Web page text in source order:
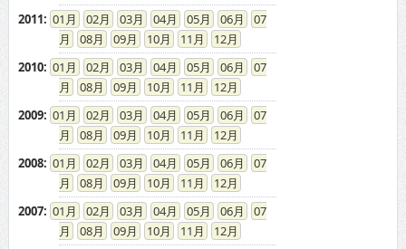
2011: 01 02 03 04 05 06
07
08
09 10 11
12
2010: 01 02 03 04 05 06
07
08
09 10 11
12
2009: 01 02 03 04 05 06
07
08
09 10 11
12
2008: 01 02 03 04 05 06
07
08
09 10 11
12
2007: 01 02 03 04 05 06
07
08
09 10 11
12